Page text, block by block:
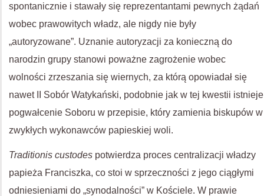
spontanicznie i stawały się reprezentantami pewnych żądań
wobec prawowitych władz, ale nigdy nie były
„autoryzowane”. Uznanie autoryzacji za konieczną do
narodzin grupy stanowi poważne zagrożenie wobec
wolności zrzeszania się wiernych, za którą opowiadał się
nawet II Sobór Watykański, podobnie jak w tej kwestii istnieje
pogwałcenie Soboru w przepisie, który zamienia biskupów w
zwykłych wykonawców papieskiej woli.
Traditionis custodes potwierdza proces centralizacji władzy
papieża Franciszka, co stoi w sprzeczności z jego ciągłymi
odniesieniami do „synodalności” w Kościele. W prawie